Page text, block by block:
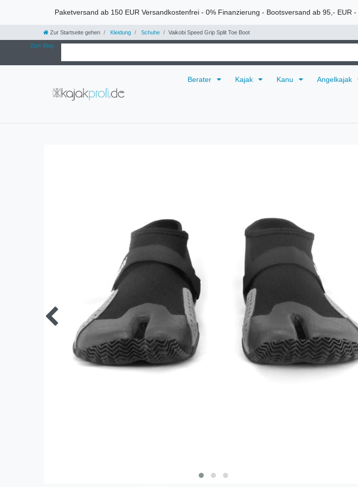
Paketversand ab 150 EUR Versandkostenfrei - 0% Finanzierung - Bootsversand ab 95,- EUR -
Zur Startseite gehen Kleidung Schuhe Vaikobi Speed Grip Split Toe Boot
Zum Blog
Berater Kajak Kanu Angelkajak